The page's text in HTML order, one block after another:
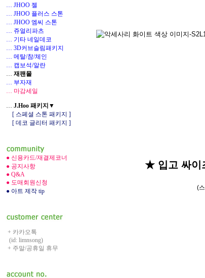
… JHOO 젤
… JHOO 플러스 스톤
… JHOO 엠씨 스톤
… 쥬얼리파츠
… 기타 네일데코
… 3D커브슬림패키지
… 메탈/참/체인
… 캡보석/알란
… 재팬몰
… 부자재
… 마감세일
… J.Hoo 패키지▼
[ 스페셜 스톤 패키지 ]
[ 데코 글리터 패키지 ]
● 신용카드/재결제코너
● 공지사항
● Q&A
● 도매회원신청
● 아트 제작 tip
+ 카카오톡
(id: limnsong)
+ 주말/공휴일 휴무
★ 입고 싸이
(